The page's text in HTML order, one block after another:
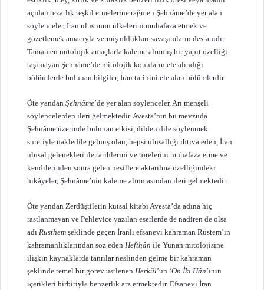
açıdan tezatlık teşkil etmelerine rağmen Şehnâme’de yer alan
söylenceler, İran ulusunun ülkelerini muhafaza etmek ve
gözetlemek amacıyla vermiş oldukları savaşımların destanıdır.
Tamamen mitolojik amaçlarla kaleme alınmış bir yapıt özelliği
taşımayan Şehnâme’de mitolojik konuların ele alındığı
bölümlerde bulunan bilgiler, İran tarihini ele alan bölümlerdir.
Öte yandan Şehnâme’de yer alan söylenceler, Ari menşeli
söylencelerden ileri gelmektedir. Avesta’nın bu mevzuda
Şehnâme üzerinde bulunan etkisi, dilden dile söylenmek
suretiyle nakledile gelmiş olan, hepsi ulusallığı ihtiva eden, İran
ulusal gelenekleri ile tarihlerini ve törelerini muhafaza etme ve
kendilerinden sonra gelen nesillere aktarılma özelliğindeki
hikâyeler, Şehnâme’nin kaleme alınmasından ileri gelmektedir.
Öte yandan Zerdüştilerin kutsal kitabı Avesta’da adına hiç
rastlanmayan ve Pehlevice yazılan eserlerde de nadiren de olsa
adı Rusthem şeklinde geçen İranlı efsanevi kahraman Rüstem’in
kahramanlıklarından söz eden Hefthân ile Yunan mitolojisine
ilişkin kaynaklarda tanrılar neslinden gelme bir kahraman
şeklinde temel bir görev üstlenen Herkül’ün ‘On İki Hân’ının
içerikleri birbiriyle benzerlik arz etmektedir. Efsanevi İran